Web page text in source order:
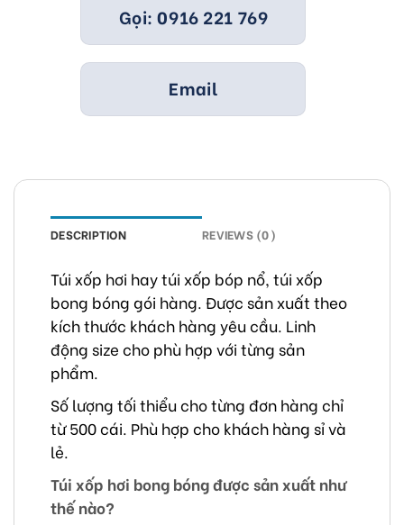
Gọi: 0916 221 769
Email
DESCRIPTION REVIEWS (0)
Túi xốp hơi hay túi xốp bóp nổ, túi xốp
bong bóng gói hàng. Được sản xuất theo
kích thước khách hàng yêu cầu. Linh
động size cho phù hợp với từng sản
phẩm.
Số lượng tối thiểu cho từng đơn hàng chỉ
từ 500 cái. Phù hợp cho khách hàng sỉ và
lẻ.
Túi xốp hơi bong bóng được sản xuất như
thế nào?